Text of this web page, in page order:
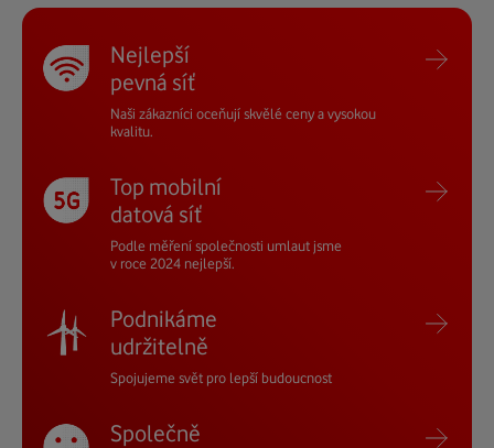
Nejlepší
pevná síť
Naši zákazníci oceňují skvělé ceny a vysokou
kvalitu.
Top mobilní
datová síť
Podle měření společnosti umlaut jsme
v roce 2024 nejlepší.
Podnikáme
udržitelně
Spojujeme svět pro lepší budoucnost
Společně